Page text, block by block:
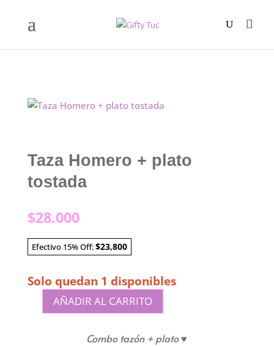
Taza Homero + plato
tostada
$28.000
Efectivo 15% Off:$23,800
Solo quedan 1 disponibles
AÑADIR AL CARRITO
Combo tazón + plato ♥